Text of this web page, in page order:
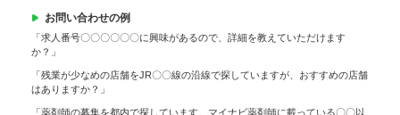
お問い合わせの例
「求人番号〇〇〇〇〇〇に興味があるので、詳細を教えていただけます
か？」
「残業が少なめの店舗をJR〇〇線の沿線で探していますが、おすすめの店舗
はありますか？」
「薬剤師の募集を都内で探しています。マイナビ薬剤師に載っている〇〇以